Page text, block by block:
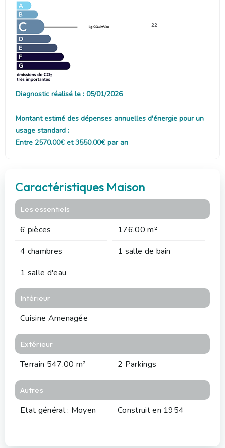
22
Diagnostic réalisé le : 05/01/2026
Montant estimé des dépenses annuelles d'énergie pour un
usage standard :
Entre 2570.00€ et 3550.00€ par an
Caractéristiques Maison
Les essentiels
6 pièces
176.00 m²
4 chambres
1 salle de bain
1 salle d'eau
Intérieur
Cuisine Amenagée
Extérieur
Terrain 547.00 m² 2 Parkings
Autres
Etat général : Moyen Construit en 1954